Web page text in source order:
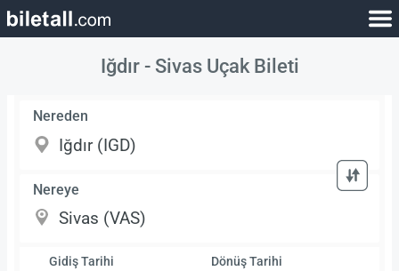
Iğdır - Sivas Uçak Bileti
Nereden
Nereye
Gidiş Tarihi Dönüş Tarihi